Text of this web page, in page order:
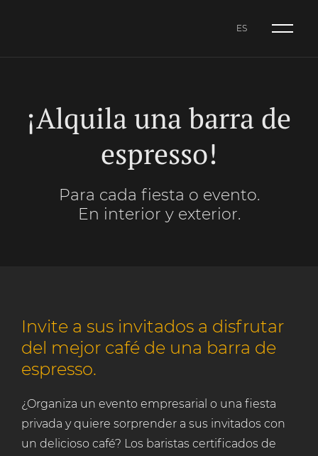
ES
¡Alquila una barra de
espresso!
Para cada fiesta o evento.
En interior y exterior.
Invite a sus invitados a disfrutar
del mejor café de una barra de
espresso.
¿Organiza un evento empresarial o una fiesta
privada y quiere sorprender a sus invitados con
un delicioso café? Los baristas certificados de